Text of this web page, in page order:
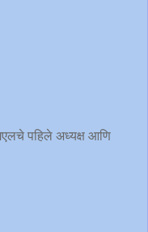
पहिले अध्यक्ष आणि